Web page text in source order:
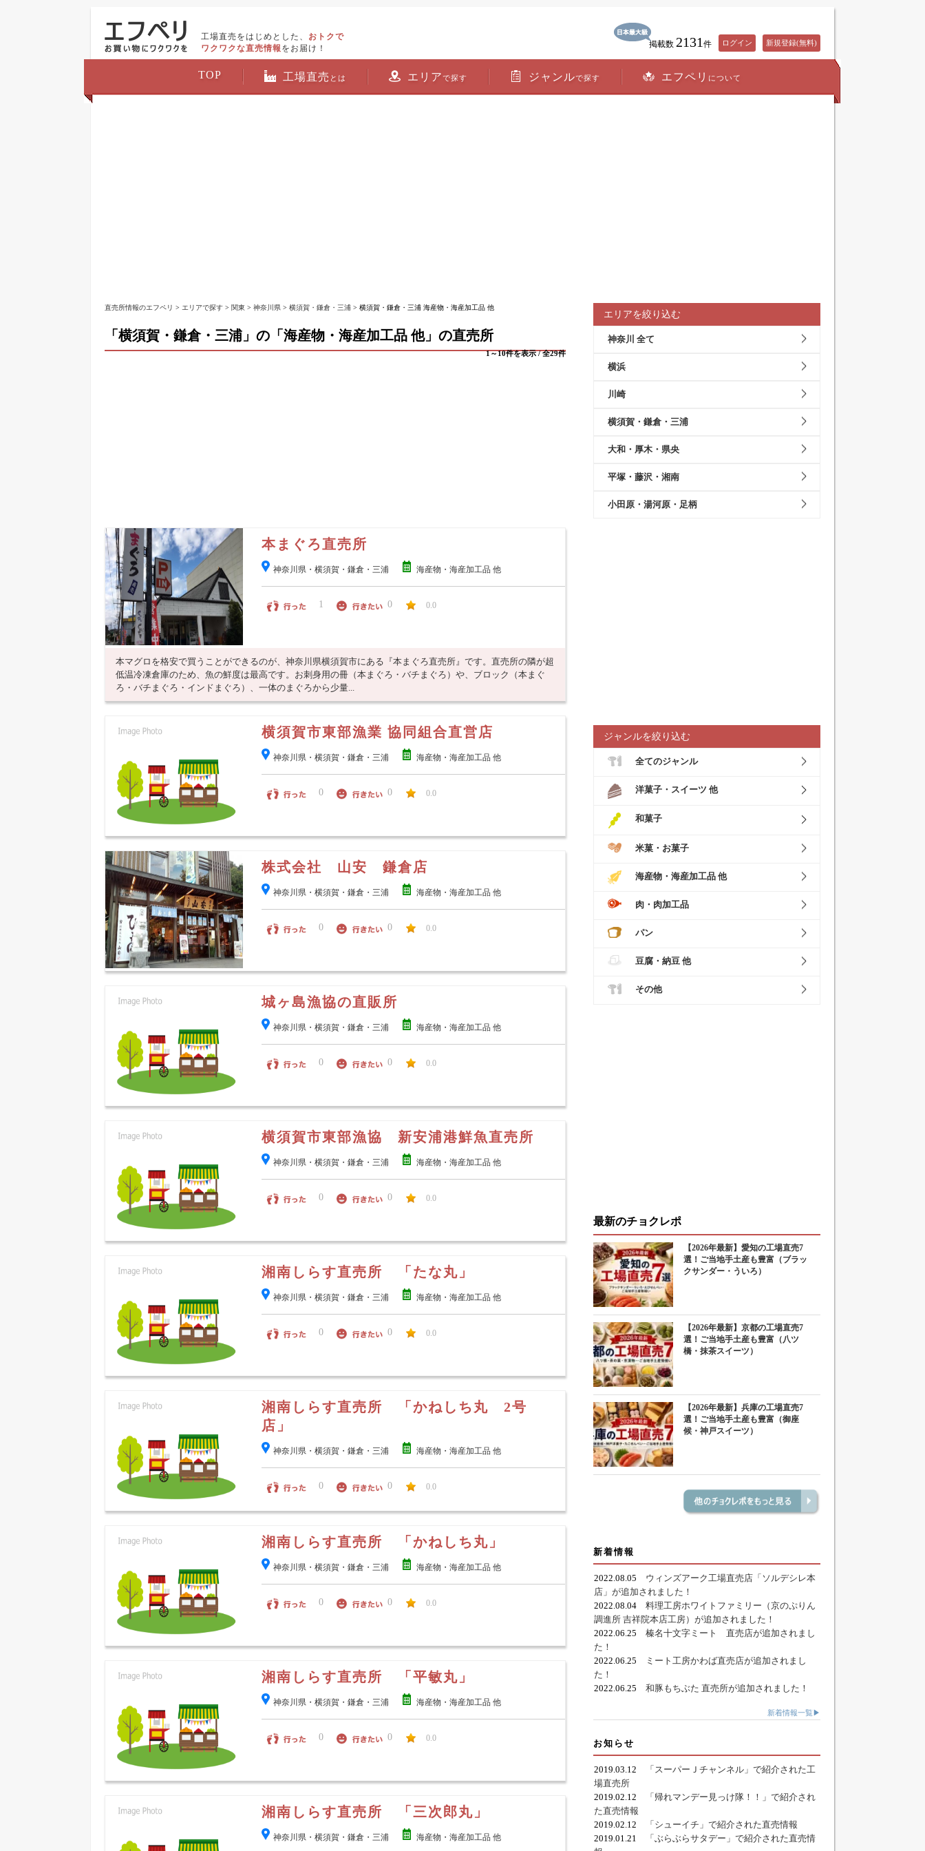
工場直売をはじめとした、 おトクで
ワクワクな直売情報 をお届け！ 掲載数 2131 件 ログイン 新規登録(無料)
TOP 工場直売 とは エリアで探す ジャンルで探す エフペリ について
直売所情報のエフペリ > エリアで探す > 関東 > 神奈川県 > 横須賀・鎌倉・三浦 > 横須賀・鎌倉・三浦 海産物・海産加工品 他
「横須賀・鎌倉・三浦」の「海産物・海産加工品 他」の直売所
1～10件を表示 / 全29件
本まぐろ直売所
神奈川県・横須賀・鎌倉・三浦 海産物・海産加工品 他
1 0 0.0
本マグロを格安で買うことができるのが、神奈川県横須賀市にある『本まぐろ直売所』です。直売所の隣が超
低温冷凍倉庫のため、魚の鮮度は最高です。お刺身用の冊（本まぐろ・バチまぐろ）や、ブロック（本まぐ
ろ・バチまぐろ・インドまぐろ）、一体のまぐろから少量...
横須賀市東部漁業 協同組合直営店
神奈川県・横須賀・鎌倉・三浦 海産物・海産加工品 他
0 0 0.0
株式会社 山安 鎌倉店
神奈川県・横須賀・鎌倉・三浦 海産物・海産加工品 他
0 0 0.0
城ヶ島漁協の直販所
神奈川県・横須賀・鎌倉・三浦 海産物・海産加工品 他
0 0 0.0
横須賀市東部漁協 新安浦港鮮魚直売所
神奈川県・横須賀・鎌倉・三浦 海産物・海産加工品 他
0 0 0.0
湘南しらす直売所 「たな丸」
神奈川県・横須賀・鎌倉・三浦 海産物・海産加工品 他
0 0 0.0
湘南しらす直売所 「かねしち丸 2号
店」
神奈川県・横須賀・鎌倉・三浦 海産物・海産加工品 他
0 0 0.0
湘南しらす直売所 「かねしち丸」
神奈川県・横須賀・鎌倉・三浦 海産物・海産加工品 他
0 0 0.0
湘南しらす直売所 「平敏丸」
神奈川県・横須賀・鎌倉・三浦 海産物・海産加工品 他
0 0 0.0
湘南しらす直売所 「三次郎丸」
神奈川県・横須賀・鎌倉・三浦 海産物・海産加工品 他
エリアを絞り込む
神奈川 全て
横浜
川崎
横須賀・鎌倉・三浦
大和・厚木・県央
平塚・藤沢・湘南
小田原・湯河原・足柄
ジャンルを絞り込む
全てのジャンル
洋菓子・スイーツ 他
和菓子
米菓・お菓子
海産物・海産加工品 他
肉・肉加工品
パン
豆腐・納豆 他
その他
最新のチョクレポ
【2026年最新】愛知の工場直売7
選！ご当地手土産も豊富（ブラッ
クサンダー・ういろ）
【2026年最新】京都の工場直売7
選！ご当地手土産も豊富（八ツ
橋・抹茶スイーツ）
【2026年最新】兵庫の工場直売7
選！ご当地手土産も豊富（御座
候・神戸スイーツ）
新着情報
2022.08.05 ウィンズアーク工場直売店「ソルデシレ本
店」が追加されました！
2022.08.04 料理工房ホワイトファミリー（京のぷりん
調進所 吉祥院本店工房）が追加されました！
2022.06.25 榛名十文字ミート 直売店が追加されまし
た！
2022.06.25
ミート工房かわば直売店が追加されまし
た！
2022.06.25 和豚もちぶた 直売所が追加されました！
新着情報一覧▶
お知らせ
2019.03.12
「スーパーＪチャンネル」で紹介された工
場直売所
2019.02.12
「帰れマンデー見っけ隊！！」で紹介され
た直売情報
2019.02.12
「シューイチ」で紹介された直売情報
2019.01.21
「ぶらぶらサタデー」で紹介された直売情